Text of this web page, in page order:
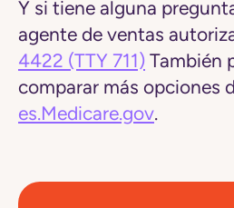
Y si tiene alguna
agente de ventas
4422 (TTY 711) También
comparar más opciones
es.Medicare.gov.